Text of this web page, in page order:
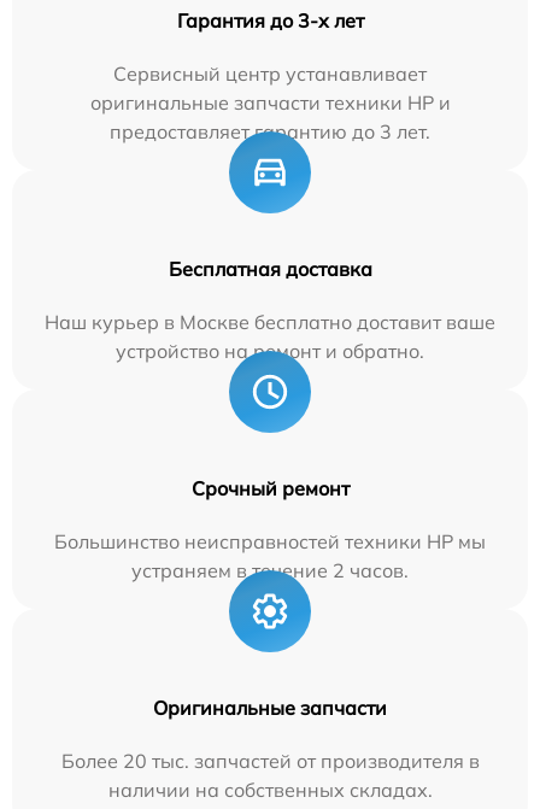
Гарантия до 3-х лет
Сервисный центр устанавливает
оригинальные запчасти техники HP и
предоставляет гарантию до 3 лет.
Бесплатная доставка
Наш курьер в Москве бесплатно доставит ваше
устройство на ремонт и обратно.
Срочный ремонт
Большинство неисправностей техники HP мы
устраняем в течение 2 часов.
Оригинальные запчасти
Более 20 тыс. запчастей от производителя в
наличии на собственных складах.